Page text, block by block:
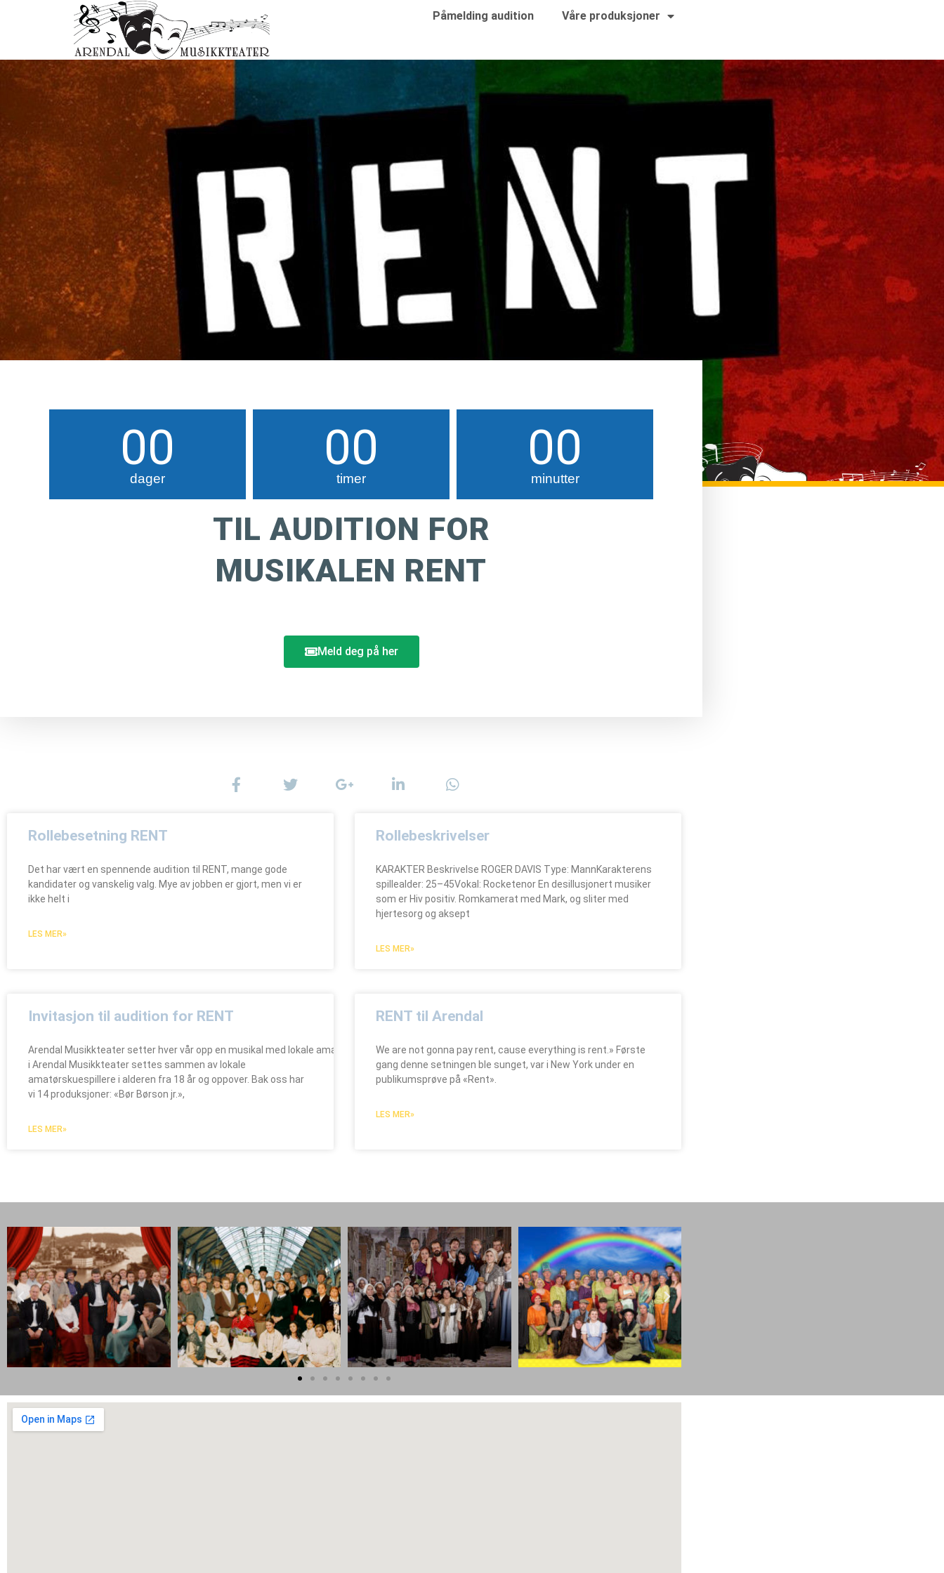
Påmelding audition Våre produksjoner
00
dager
00
timer
00
minutter
TIL AUDITION FOR
MUSIKALEN RENT
Meld deg på her
Rollebesetning RENT
Det har vært en spennende audition til RENT, mange gode
kandidater og vanskelig valg. Mye av jobben er gjort, men vi er
ikke helt i
LES MER»
Rollebeskrivelser
KARAKTER Beskrivelse ROGER DAVIS Type: MannKarakterens
spillealder: 25–45Vokal: Rocketenor En desillusjonert musiker
som er Hiv positiv. Romkamerat med Mark, og sliter med
hjertesorg og aksept
LES MER»
Invitasjon til audition for RENT
Arendal Musikkteater setter hver vår opp en musikal med lokale amatører på Store Torungen i Arendal Kulturhus. Ensemblet
i Arendal Musikkteater settes sammen av lokale
amatørskuespillere i alderen fra 18 år og oppover. Bak oss har
vi 14 produksjoner: «Bør Børson jr.»,
LES MER»
RENT til Arendal
We are not gonna pay rent, cause everything is rent.» Første
gang denne setningen ble sunget, var i New York under en
publikumsprøve på «Rent».
LES MER»